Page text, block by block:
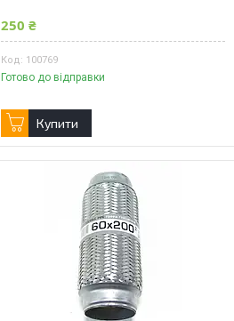
250 ₴
100769
Готово до відправки
Купити